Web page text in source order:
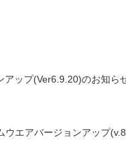
ップ(Ver6.9.20)のお知ら
エアバージョンアップ